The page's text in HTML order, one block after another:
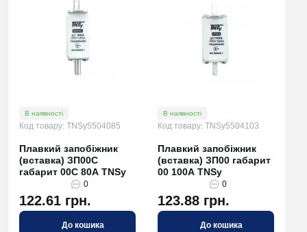
В наявності
Код товару: TNSy5504085
Плавкий запобіжник
(вставка) ЗП00C
габарит 00С 80А TNSy
0
122.61 грн.
До кошика
В наявності
Код товару: TNSy5504103
Плавкий запобіжник
(вставка) ЗП00 габарит
00 100А TNSy
0
123.88 грн.
До кошика